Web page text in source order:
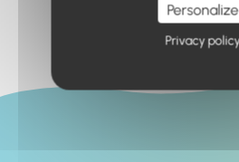
Personalize
Privacy